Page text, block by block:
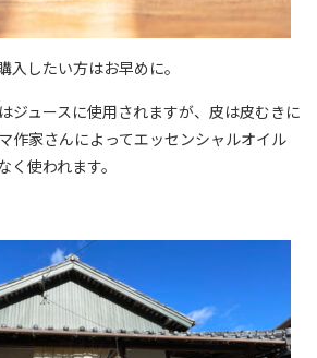
入したい方はお早めに。
作家さんによってエッセンシャルオイル
く使われます。